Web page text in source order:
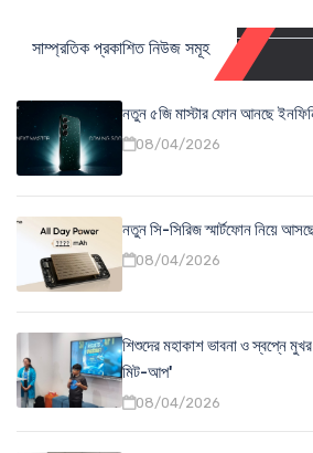
সাম্প্রতিক প্রকাশিত নিউজ সমূহ
নতুন ৫জি মাস্টার ফোন আনছে
08/04/2026
নতুন সি-সিরিজ স্মার্টফোন নিয়ে
08/04/2026
শিশুদের মহাকাশ ভাবনা ও স্বপ্নে
মিট-আপ'
08/04/2026